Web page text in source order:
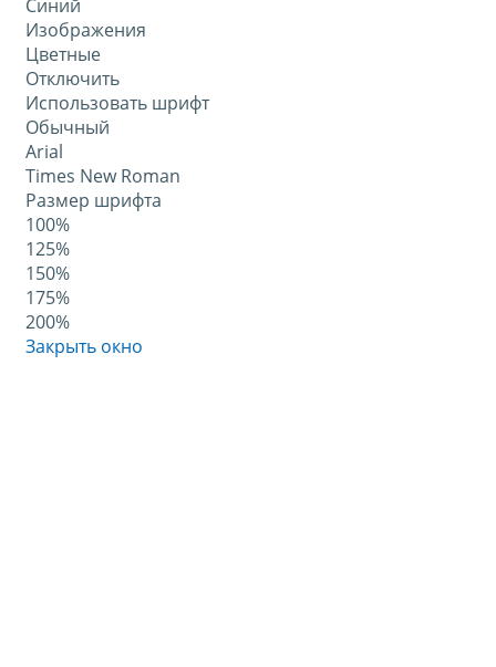
Синий
Изображения
Цветные
Отключить
Использовать шрифт
Обычный
Arial
Times New Roman
Размер шрифта
100%
125%
150%
175%
200%
Закрыть окно